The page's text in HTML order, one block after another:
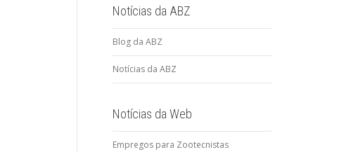
Notícias da ABZ
Blog da ABZ
Notícias da ABZ
Notícias da Web
Empregos para Zootecnistas